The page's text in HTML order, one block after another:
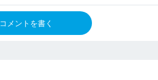
コメントを書く